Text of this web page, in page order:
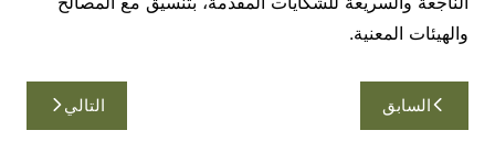
والهيئات المعنية.
تصفّح
المقالات
السابق التالي